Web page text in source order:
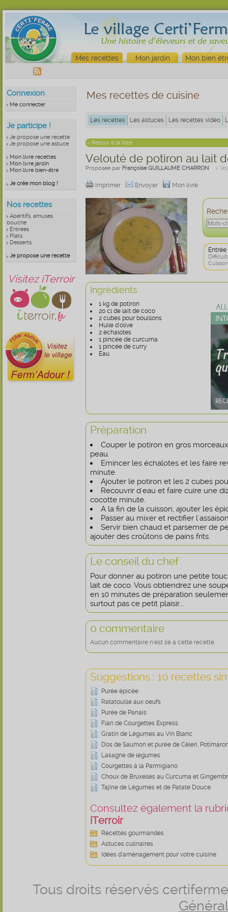
Mes recettes Mon jardin Mon bien
Connexion
Me connecter
Je participe !
Je propose une recette
Je propose une astuce
Mon livre recettes
Mon livre jardin
Mon livre bien-être
Je crée mon blog !
Nos recettes
Apéritifs, amuses
bouche
Entrées
Plats
Desserts
Je propose une recette
Visitez iTerroir
Mes recettes de cuisine
Les recettes Les astuces Les recettes vidéo
< Retour à la liste
Velouté de potiron au lait
Proposée par Françoise GUILLAUME CHARRON >
Imprimer Envoyer Mon livre
Entrée
Ingrédients
1 kg de potiron
20 cl de lait de coco
2 cubes pour bouillons
Huile d'olive
2 échalotes
1 pincée de curcuma
1 pincée de curry
Eau
Préparation
Couper le potiron en gros
peau.
Emincer les échalotes et les faire
minute.
Ajouter le potiron et les 2 cubes
Recouvrir d'eau et faire cuire une
cocotte minute.
A la fin de la cuisson, ajouter les
Passer au mixer et rectifier
Servir bien chaud et parsemer de
ajouter des croûtons de pains frits.
Le conseil du chef
Pour donner au potiron une petite
lait de coco. Vous obtiendrez une
en 10 minutes de préparation
surtout pas ce petit plaisir...
0 commentaire
Aucun commentaire n'est lié à cette recette
Suggestions : 10 recettes
Purée épicée
Ratatouille aux oeufs
Purée de Panais
Flan de Courgettes Express
Gratin de Légumes au Vin Blanc
Dos de Saumon et purée de Céleri,
Lasagne de légumes
Courgettes à la Parmigiano
Choux de Bruxelles au Curcuma et
Tajine de Légumes et de Patate Douce
Consultez également la
iTerroir
Recettes gourmandes
Astuces culinaires
Idées d’aménagement pour votre cuisine
Tous droits réservés